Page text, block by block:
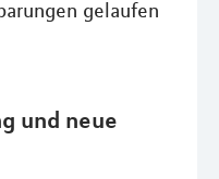
gelaufen
und neue